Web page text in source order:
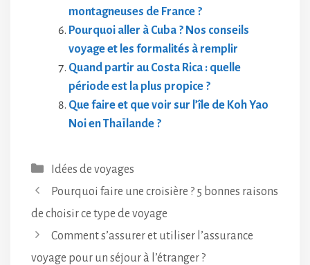
montagneuses de France ?
Pourquoi aller à Cuba ? Nos conseils
voyage et les formalités à remplir
Quand partir au Costa Rica : quelle
période est la plus propice ?
Que faire et que voir sur l’île de Koh Yao
Noi en Thaïlande ?
Catégories
Idées de voyages
Pourquoi faire une croisière ? 5 bonnes raisons
de choisir ce type de voyage
Comment s’assurer et utiliser l’assurance
voyage pour un séjour à l’étranger ?